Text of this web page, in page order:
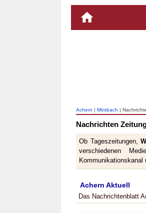
Achern | Mösbach |
Nachrichten
Ob Tageszeitungen,
verschiedenen
Achern Aktuell
Das Nachrichtenblatt